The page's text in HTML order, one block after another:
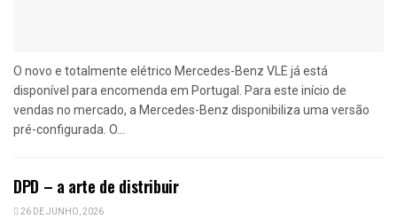
O novo e totalmente elétrico Mercedes-Benz VLE já está
disponível para encomenda em Portugal. Para este início de
vendas no mercado, a Mercedes-Benz disponibiliza uma versão
pré-configurada. O...
DPD – a arte de distribuir
26 DE JUNHO, 2026